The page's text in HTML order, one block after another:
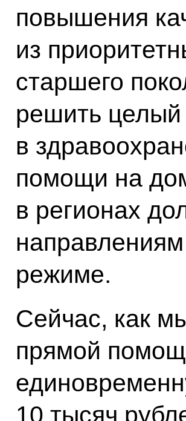
повышения
из
старшего
решить целый
в
помощи на
в регионах
режиме.
Сейчас, как
прямой
10 тысяч